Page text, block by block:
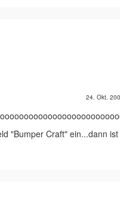
24. Okt.
"Bumper Craft" ein...dann